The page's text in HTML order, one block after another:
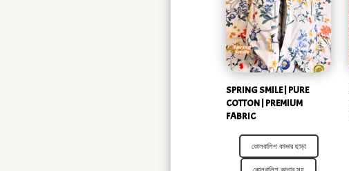
SPRING SMILE | PURE
COTTON | PREMIUM
FABRIC
কোলবালিশ কাভার ছাড়া